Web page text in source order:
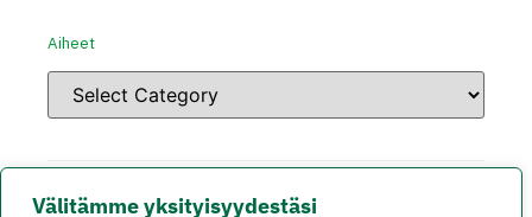
Välitämme yksityisyydestäsi
Aiheet